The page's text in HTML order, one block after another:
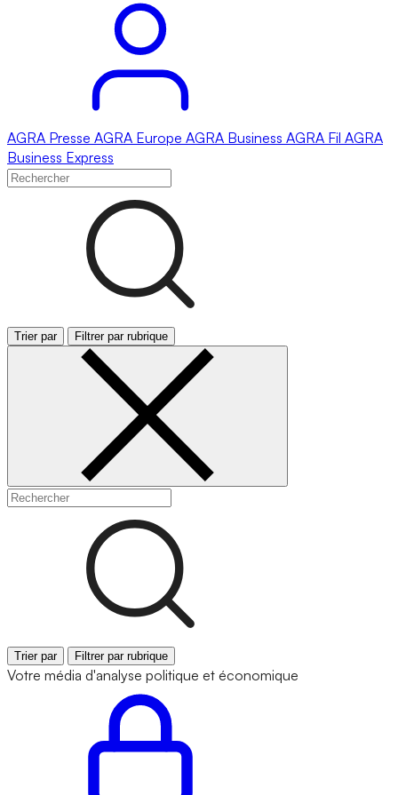
AGRA Presse AGRA Europe AGRA Business AGRA Fil AGRA
Business Express
Trier par Filtrer par rubrique
Trier par Filtrer par rubrique
Votre média d'analyse politique et économique